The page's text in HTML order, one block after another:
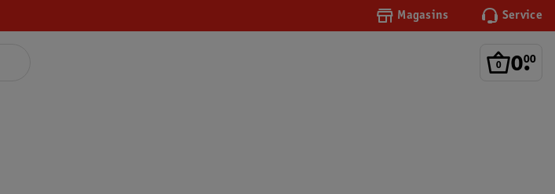
Magasins Service
0.
00